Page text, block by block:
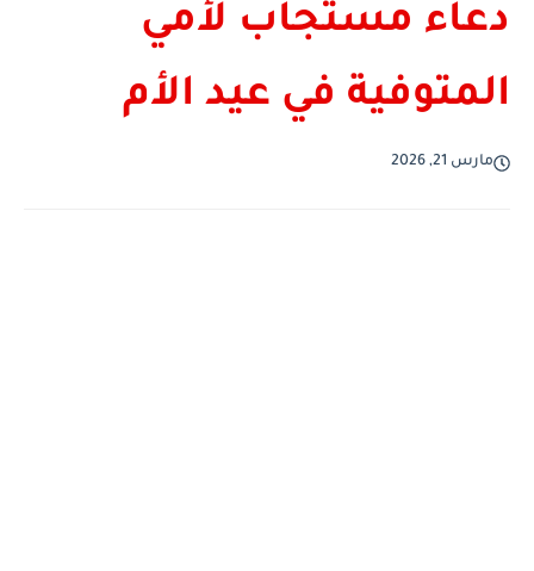
دعاء مستجاب لأمي
المتوفية في عيد الأم
مارس 21, 2026